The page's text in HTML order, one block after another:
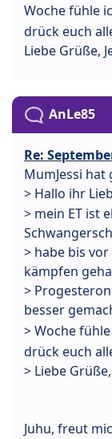
Woche fühle
drück euch
Liebe Grüße,
AnLe85
Re:
MumJessi hat
> Hallo ihr
> mein ET ist
> habe bis
kämpfen
>
besser
> Woche
drück euch
> Liebe Grüße,
Juhu, freut